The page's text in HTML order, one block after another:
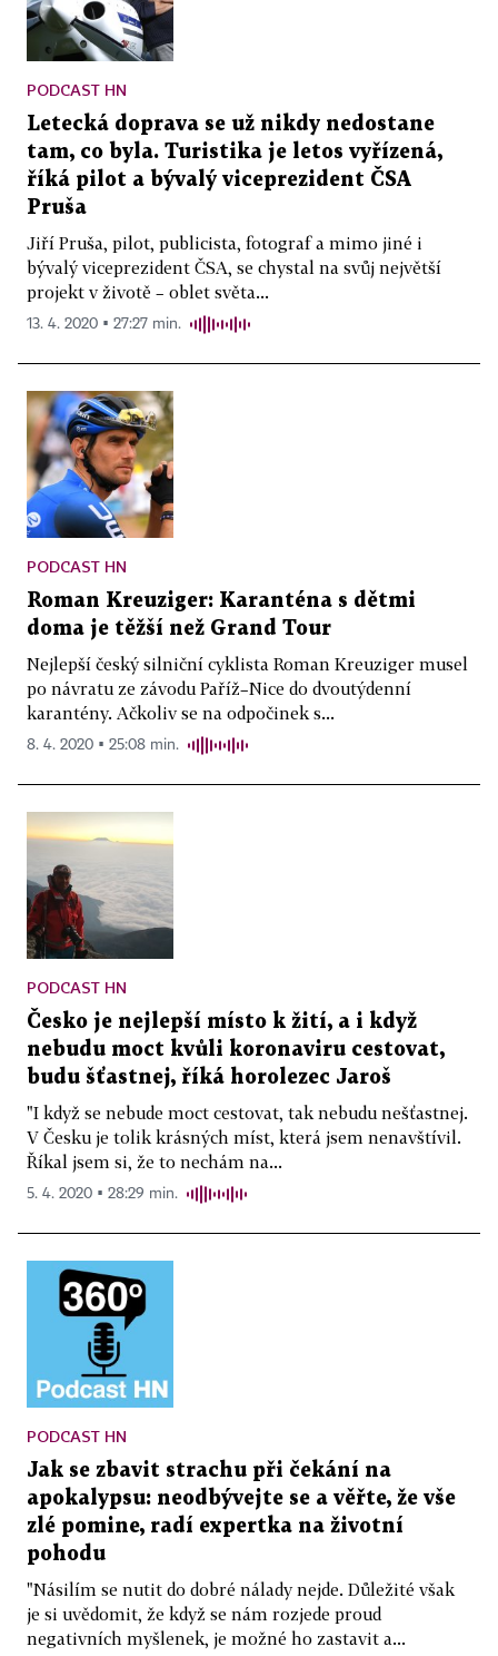
PODCAST HN
Letecká doprava se už nikdy nedostane
tam, co byla. Turistika je letos vyřízená,
říká pilot a bývalý viceprezident ČSA
Pruša
Jiří Pruša, pilot, publicista, fotograf a mimo jiné i
bývalý viceprezident ČSA, se chystal na svůj největší
projekt v životě – oblet světa...
13. 4. 2020 ▪ 27:27 min.
PODCAST HN
Roman Kreuziger: Karanténa s dětmi
doma je těžší než Grand Tour
Nejlepší český silniční cyklista Roman Kreuziger musel
po návratu ze závodu Paříž–Nice do dvoutýdenní
karantény. Ačkoliv se na odpočinek s...
8. 4. 2020 ▪ 25:08 min.
PODCAST HN
Česko je nejlepší místo k žití, a i když
nebudu moct kvůli koronaviru cestovat,
budu šťastnej, říká horolezec Jaroš
"I když se nebude moct cestovat, tak nebudu nešťastnej.
V Česku je tolik krásných míst, která jsem nenavštívil.
Říkal jsem si, že to nechám na...
5. 4. 2020 ▪ 28:29 min.
PODCAST HN
Jak se zbavit strachu při čekání na
apokalypsu: neodbývejte se a věřte, že vše
zlé pomine, radí expertka na životní
pohodu
"Násilím se nutit do dobré nálady nejde. Důležité však
je si uvědomit, že když se nám rozjede proud
negativních myšlenek, je možné ho zastavit a...